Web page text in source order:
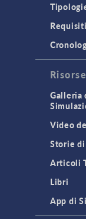
Risorse
Galleria
Video
Storie di
Articoli
Libri
App di